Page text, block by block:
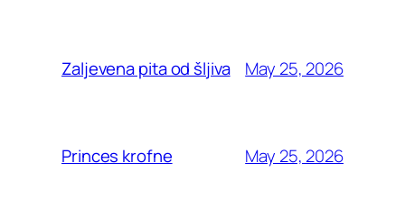
Zaljevena pita od šljiva May 25, 2026
Princes krofne May 25, 2026